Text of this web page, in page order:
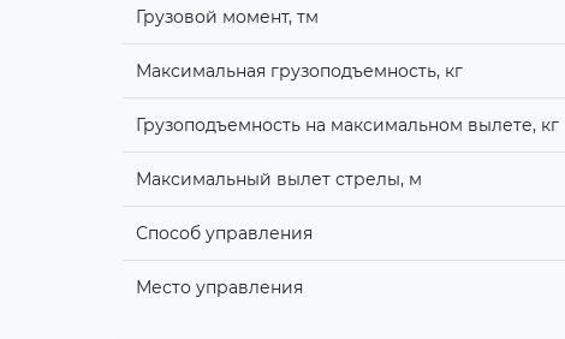
Грузовой момент, тм
Максимальная грузоподъемность, кг
Грузоподъемность на максимальном вылете, кг
Максимальный вылет стрелы, м
Способ управления
Место управления